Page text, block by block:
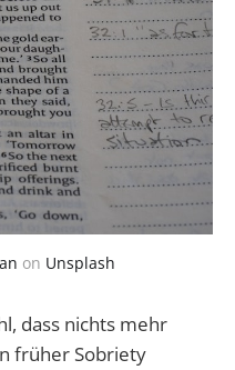
on Unsplash
dass nichts mehr
früher Sobriety